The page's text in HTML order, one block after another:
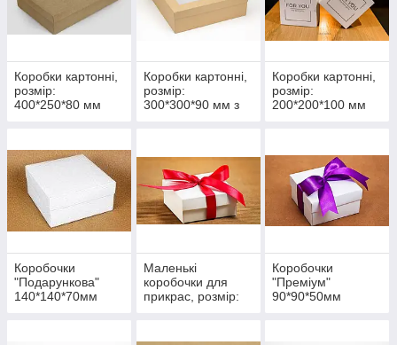
Коробки картонні,
розмір:
400*250*80 мм
Коробки картонні,
розмір:
300*300*90 мм з
Коробки картонні,
розмір:
200*200*100 мм
Коробочки
"Подарункова"
140*140*70мм
Маленькі
коробочки для
прикрас, розмір:
Коробочки
"Преміум"
90*90*50мм